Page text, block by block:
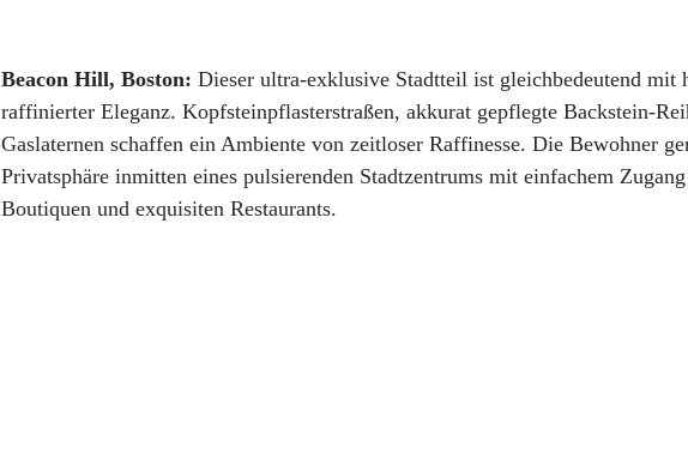
Beacon Hill, Boston: Dieser ultra-exklusive Stadtteil ist gleichbedeutend mit
raffinierter Eleganz. Kopfsteinpflasterstraßen, akkurat gepflegte Backstein-
Gaslaternen schaffen ein Ambiente von zeitloser Raffinesse. Die Bewohner
Privatsphäre inmitten eines pulsierenden Stadtzentrums mit einfachem
Boutiquen und exquisiten Restaurants.